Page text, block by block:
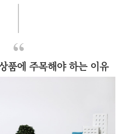
품에 주목해야 하는 이유